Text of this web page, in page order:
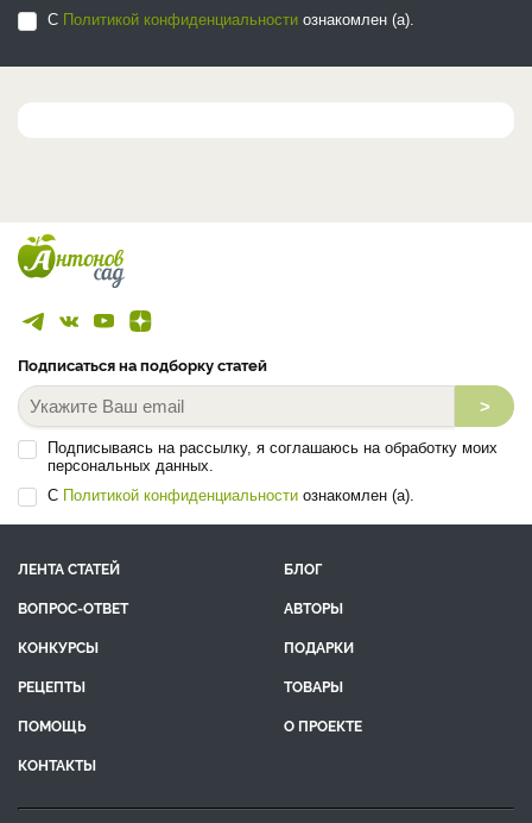
С Политикой конфиденциальности ознакомлен (а).
Подписаться на подборку статей
>
Подписываясь на рассылку, я соглашаюсь на обработку моих
персональных данных.
С Политикой конфиденциальности ознакомлен (а).
ЛЕНТА СТАТЕЙ
БЛОГ
ВОПРОС-ОТВЕТ
АВТОРЫ
КОНКУРСЫ
ПОДАРКИ
РЕЦЕПТЫ
ТОВАРЫ
ПОМОЩЬ
О ПРОЕКТЕ
КОНТАКТЫ